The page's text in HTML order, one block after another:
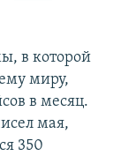
в которой
миру,
в месяц.
мая,
350